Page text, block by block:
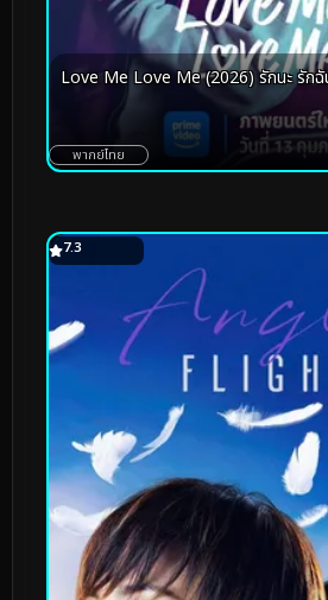
Love Me Love Me (2026) รักนะ รัก
พากย์ไทย
7.3